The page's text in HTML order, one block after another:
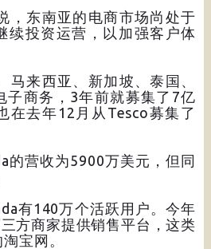
，东南亚的电商市场尚处于
续投资运营，以加强客户体
马来西亚、新加坡、泰国、
子商务，3年前就募集了7亿
在去年12月从Tesco募集了
的营收为5900万美元，但同
有140万个活跃用户。今年
方商家提供销售平台，这类
宝网。